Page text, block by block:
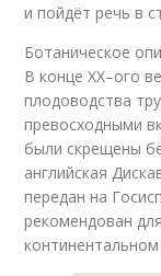
и пойдёт речь в
Ботаническое
В конце XX–ого
плодоводства
превосходными
были скрещены
английская
передан на
рекомендован